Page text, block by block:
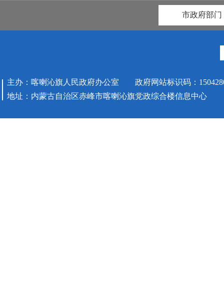
市政府部门
主办：喀喇沁旗人民政府办公室 政府网站标识码：
地址：内蒙古自治区赤峰市喀喇沁旗党政综合楼信息中心